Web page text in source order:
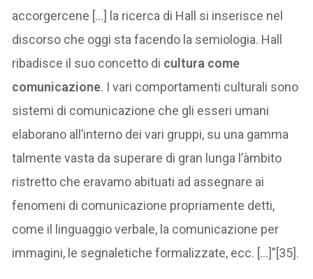
accorgercene […] la ricerca di Hall si inserisce nel
discorso che oggi sta facendo la semiologia. Hall
ribadisce il suo concetto di cultura come
comunicazione. I vari comportamenti culturali sono
sistemi di comunicazione che gli esseri umani
elaborano all’interno dei vari gruppi, su una gamma
talmente vasta da superare di gran lunga l’àmbito
ristretto che eravamo abituati ad assegnare ai
fenomeni di comunicazione propriamente detti,
come il linguaggio verbale, la comunicazione per
immagini, le segnaletiche formalizzate, ecc. […]”[35].